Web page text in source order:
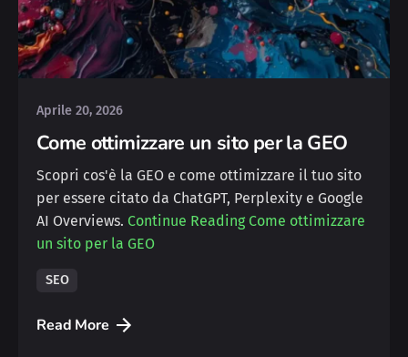
Posted by
Michele
Aprile 20, 2026
Come ottimizzare un sito per la GEO
Scopri cos'è la GEO e come ottimizzare il tuo sito
per essere citato da ChatGPT, Perplexity e Google
AI Overviews. Continue ReadingCome ottimizzare
un sito per la GEO
SEO
Read More